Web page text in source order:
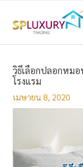
วิธีเลือกปลอกหม
โรงแรม
เมษายน 8, 2020